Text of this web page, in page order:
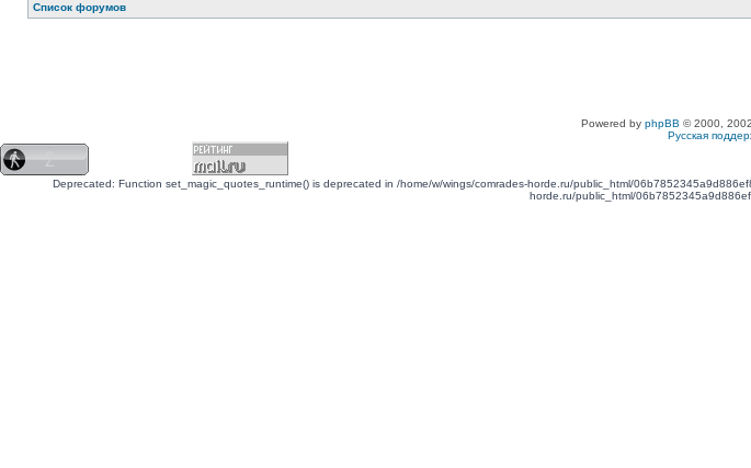
Список форумов
Powered by phpBB © 2000,
Русская
Deprecated: Function set_magic_quotes_runtime() is deprecated in /home/w/wings/comrades-horde.ru/public_html/
horde.ru/public_html/